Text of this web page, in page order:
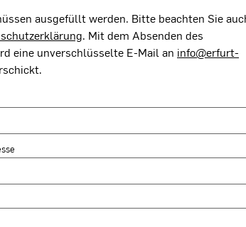
ausgefüllt werden. Bitte beachten Sie
. Mit dem Absenden des
eine unverschlüsselte E-Mail an info@erfurt-